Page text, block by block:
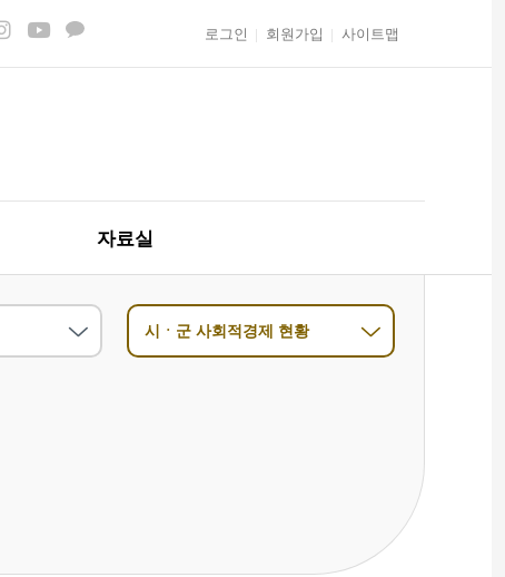
로그인 회원가입 사이트맵
자료실
시ㆍ군 사회적경제 현황